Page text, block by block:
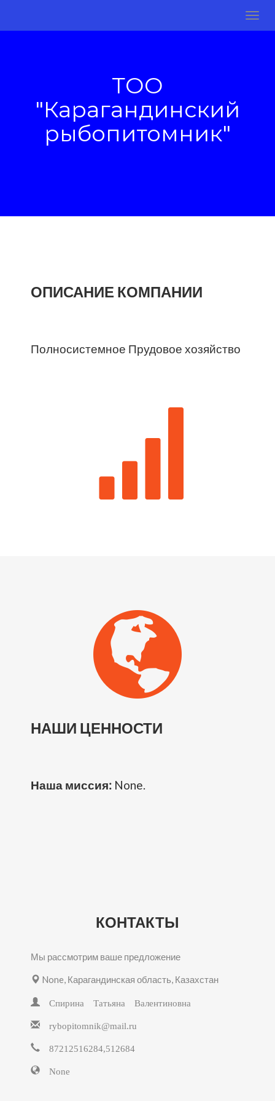
ТОО
"Карагандинский
рыбопитомник"
ОПИСАНИЕ КОМПАНИИ
Полносистемное Прудовое хозяйство
НАШИ ЦЕННОСТИ
Наша миссия: None.
КОНТАКТЫ
Мы рассмотрим ваше предложение
None, Карагандинская область, Казахстан
Спирина Татьяна Валентиновна
rybopitomnik@mail.ru
87212516284,512684
None